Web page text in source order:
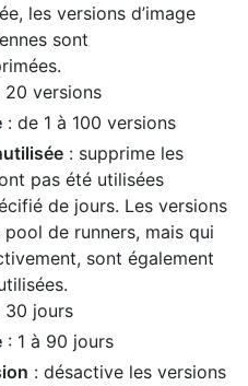
les versions d’image
sont
20 versions
: de 1 à 100 versions
: supprime les
pas été utilisées
de jours. Les versions
de runners, mais qui
sont également
30 jours
: 1 à 90 jours
: désactive les versions